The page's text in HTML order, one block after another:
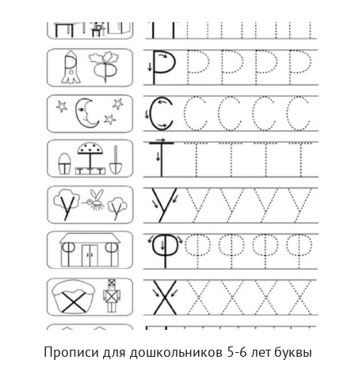
Прописи для дошкольников 5-6 лет буквы